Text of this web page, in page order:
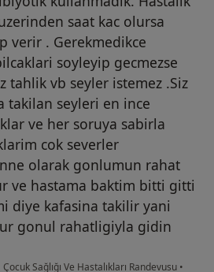
saat kac olursa
verir . Gerekmedikce
soyleyip gecmezse
tahlik vb seyler istemez .Siz
takilan seyleri en ince
ve her soruya sabirla
cok severler
olarak gonlumun rahat
ve hastama baktim bitti gitti
diye kafasina takilir yani
gonul rahatligiyla gidin
Çocuk Sağlığı Ve Hastalıkları Randevusu •